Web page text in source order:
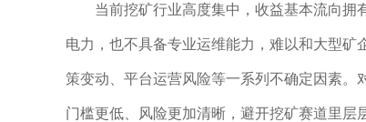
当前挖矿行业高度集中，收益基本流向拥
电力，也不具备专业运维能力，难以和大型
策变动、平台运营风险等一系列不确定因素。
门槛更低、风险更加清晰，避开挖矿赛道里层